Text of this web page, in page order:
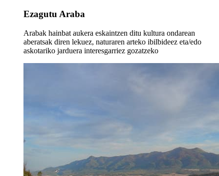
Ezagutu Araba
Arabak hainbat aukera eskaintzen ditu kultura ondarean
aberatsak diren lekuez, naturaren arteko ibilbideez eta/edo
askotariko jarduera interesgarriez gozatzeko